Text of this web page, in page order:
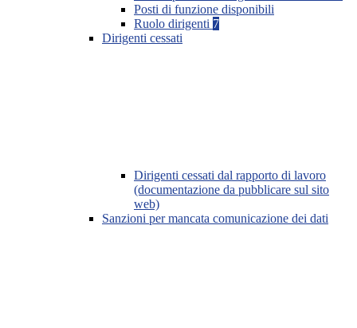
Posti di funzione disponibili
Ruolo dirigenti 7
Dirigenti cessati
Dirigenti cessati dal rapporto di lavoro
(documentazione da pubblicare sul sito
web)
Sanzioni per mancata comunicazione dei dati